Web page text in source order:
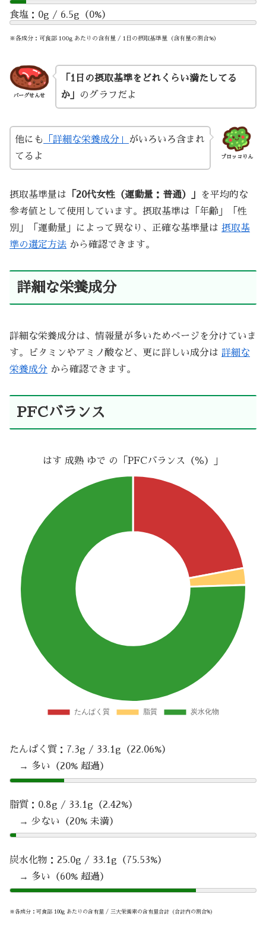
食塩：0g / 6.5g（0%）
※各成分：可食部 100g あたりの含有量 / 1日の摂取基準量（含有量の割合%）
バーグせんせ
「1日の摂取基準をどれくらい満たしてる
か」
のグラフだよ
ブロッコりん
他にも 「詳細な栄養成分」
がいろいろ含まれ
てるよ
摂取基準量は 「20代女性（運動量：普通）」
を平均的な
参考値として使用しています。摂取基準は「年齢」「性
別」「運動量」によって異なり、正確な基準量は 摂取基
準の選定方法 から確認できます。
詳細な栄養成分
詳細な栄養成分は、情報量が多いためページを分けていま
す。ビタミンやアミノ酸など、更に詳しい成分は 詳細な
栄養成分 から確認できます。
PFCバランス
はす 成熟 ゆで の「PFCバランス（％）」
たんぱく質：7.3g / 33.1g（22.06%）
→ 多い（20% 超過）
脂質：0.8g / 33.1g（2.42%）
→ 少ない（20% 未満）
炭水化物：25.0g / 33.1g（75.53%）
→ 多い（60% 超過）
※各成分：可食部 100g あたりの含有量 / 三大栄養素の含有量合計（合計内の割合%）